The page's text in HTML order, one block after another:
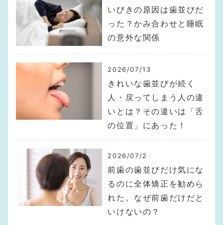
いびきの原因は歯並びだ
った？かみ合わせと睡眠
の意外な関係
2026/07/13
きれいな歯並びが続く
人・戻ってしまう人の違
いとは？その違いは「舌
の位置」にあった！
2026/07/2
前歯の歯並びだけ気にな
るのに全体矯正を勧めら
れた。なぜ前歯だけだと
いけないの？